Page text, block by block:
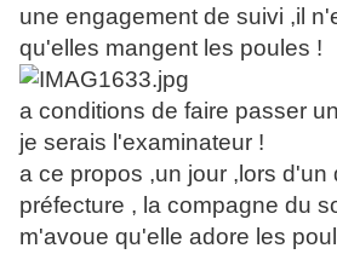
une engagement de suivi ,il
qu'elles mangent les poules !
a conditions de faire passer
je serais l'examinateur !
a ce propos ,un jour ,lors d'un
préfecture , la compagne du
m'avoue qu'elle adore les